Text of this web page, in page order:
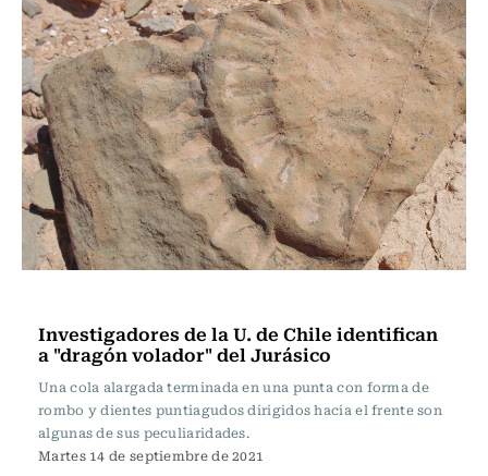
Investigadores de la U. de Chile identifican
a "dragón volador" del Jurásico
Una cola alargada terminada en una punta con forma de
rombo y dientes puntiagudos dirigidos hacia el frente son
algunas de sus peculiaridades.
Martes 14 de septiembre de 2021